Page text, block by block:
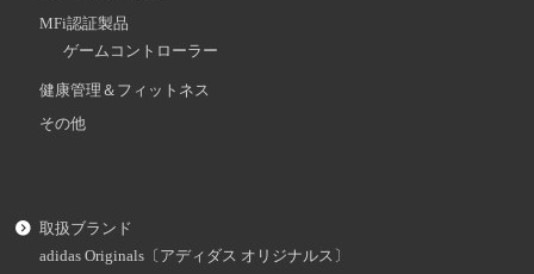
MFi認証製品
ゲームコントローラー
健康管理＆フィットネス
その他
取扱ブランド
adidas Originals〔アディダス オリジナルス〕